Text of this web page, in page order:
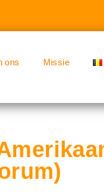
ons Missie